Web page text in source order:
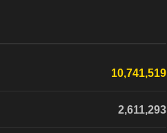
10,741,519
2,611,293